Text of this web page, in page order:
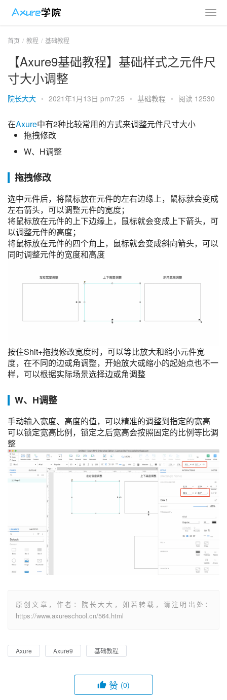
首页 教程 基础教程
【Axure9基础教程】基础样式之元件尺
寸大小调整
院长大大 • 2021年1月13日 pm7:25 • 基础教程 • 阅读 12530
在Axure中有2种比较常用的方式来调整元件尺寸大小
拖拽修改
W、H调整
拖拽修改
选中元件后，将鼠标放在元件的左右边缘上，鼠标就会变成
左右箭头，可以调整元件的宽度；
将鼠标放在元件的上下边缘上，鼠标就会变成上下箭头，可
以调整元件的高度；
将鼠标放在元件的四个角上，鼠标就会变成斜向箭头，可以
同时调整元件的宽度和高度
按住Shit+拖拽修改宽度时，可以等比放大和缩小元件宽
度，在不同的边或角调整，开始放大或缩小的起始点也不一
样，可以根据实际场景选择边或角调整
W、H调整
手动输入宽度、高度的值，可以精准的调整到指定的宽高
可以锁定宽高比例，锁定之后宽高会按照固定的比例等比调
整
原创文章，作者：院长大大，如若转载，请注明出处：
https://www.axureschool.cn/564.html
Axure Axure9 基础教程
赞 (0)